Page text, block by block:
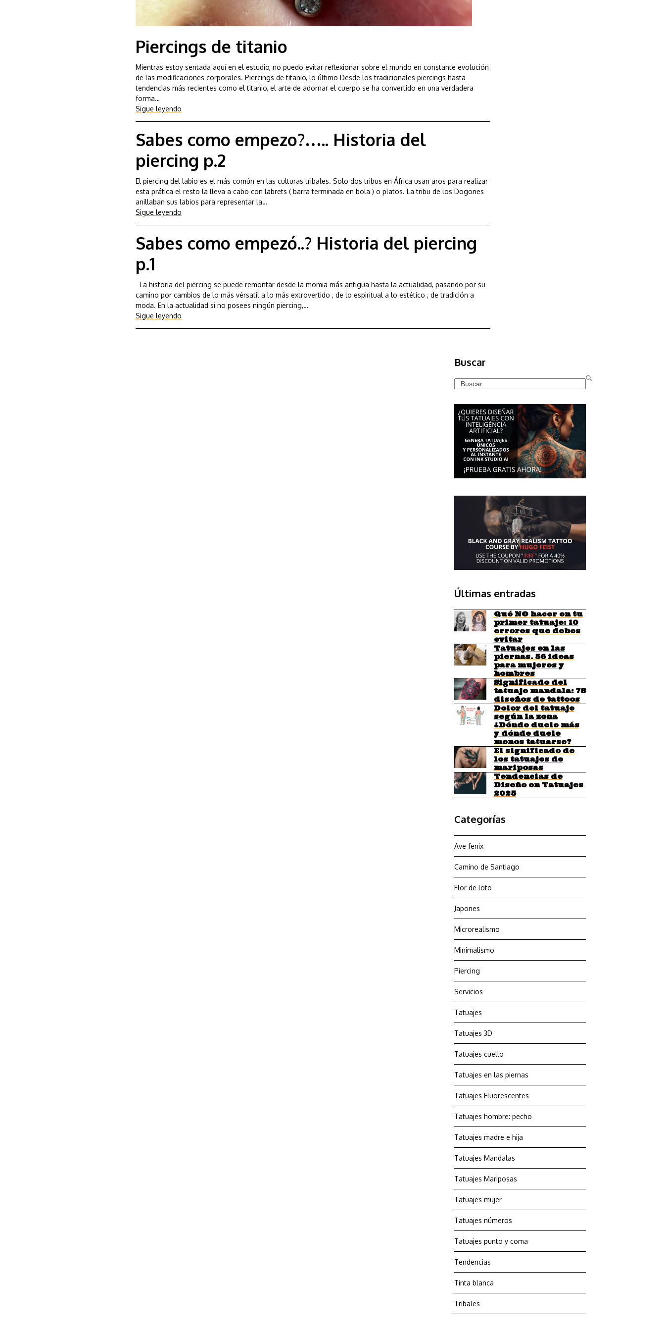
Piercings de titanio
Mientras estoy sentada aquí en el estudio, no puedo evitar reflexionar sobre el mundo en constante evolución
de las modificaciones corporales. Piercings de titanio, lo último Desde los tradicionales piercings hasta
tendencias más recientes como el titanio, el arte de adornar el cuerpo se ha convertido en una verdadera
forma…
Sigue leyendo
Sabes como empezo?….. Historia del
piercing p.2
El piercing del labio es el más común en las culturas tribales. Solo dos tribus en África usan aros para realizar
esta prática el resto la lleva a cabo con labrets ( barra terminada en bola ) o platos. La tribu de los Dogones
anillaban sus labios para representar la…
Sigue leyendo
Sabes como empezó..? Historia del piercing
p.1
La historia del piercing se puede remontar desde la momia más antigua hasta la actualidad, pasando por su
camino por cambios de lo más vérsatil a lo más extrovertido , de lo espiritual a lo estético , de tradición a
moda. En la actualidad si no posees ningún piercing,…
Sigue leyendo
Buscar
Search
Últimas entradas
Qué NO hacer en tu
primer tatuaje: 10
errores que debes
evitar
Tatuajes en las
piernas. 56 ideas
para mujeres y
hombres
Significado del
tatuaje mandala: 78
diseños de tattoos
Dolor del tatuaje
según la zona
¿Dónde duele más
y dónde duele
menos tatuarse?
El significado de
los tatuajes de
mariposas
Tendencias de
Diseño en Tatuajes
2025
Categorías
Ave fenix
Camino de Santiago
Flor de loto
Japones
Microrealismo
Minimalismo
Piercing
Servicios
Tatuajes
Tatuajes 3D
Tatuajes cuello
Tatuajes en las piernas
Tatuajes Fluorescentes
Tatuajes hombre: pecho
Tatuajes madre e hija
Tatuajes Mandalas
Tatuajes Mariposas
Tatuajes mujer
Tatuajes números
Tatuajes punto y coma
Tendencias
Tinta blanca
Tribales